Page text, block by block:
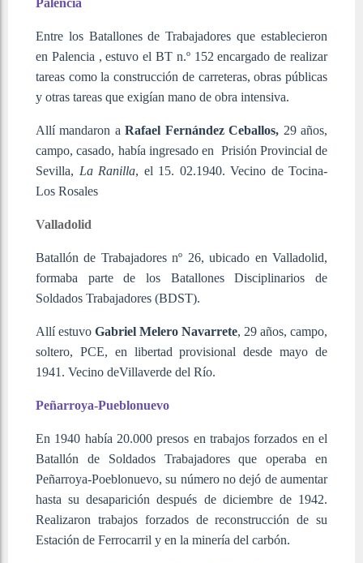
Palencia
Entre los Batallones de Trabajadores que establecieron
en Palencia , estuvo el BT n.º 152 encargado de realizar
tareas como la construcción de carreteras, obras públicas
y otras tareas que exigían mano de obra intensiva.
Allí mandaron aRafael Fernández Ceballos, 29 años,
campo, casado, había ingresado en Prisión Provincial de
Sevilla, La Ranilla, el 15. 02.1940. Vecino de Tocina-
Los Rosales
Valladolid
Batallón de Trabajadores nº 26, ubicado en Valladolid,
formaba parte de los Batallones Disciplinarios de
Soldados Trabajadores (BDST).
Allí estuvo Gabriel Melero Navarrete, 29 años, campo,
soltero, PCE, en libertad provisional desde mayo de
1941. Vecino deVillaverde del Río.
Peñarroya-Pueblonuevo
En 1940 había 20.000 presos en trabajos forzados en el
Batallón de Soldados Trabajadores que operaba en
Peñarroya-Poeblonuevo, su número no dejó de aumentar
hasta su desaparición después de diciembre de 1942.
Realizaron trabajos forzados de reconstrucción de su
Estación de Ferrocarril y en la minería del carbón.